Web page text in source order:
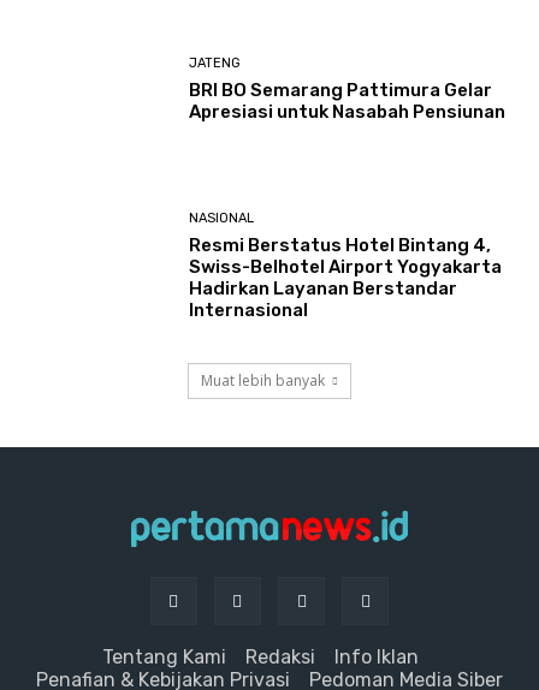
JATENG
BRI BO Semarang Pattimura Gelar
Apresiasi untuk Nasabah Pensiunan
NASIONAL
Resmi Berstatus Hotel Bintang 4,
Swiss-Belhotel Airport Yogyakarta
Hadirkan Layanan Berstandar
Internasional
Muat lebih banyak
Tentang Kami Redaksi
Info Iklan
Penafian & Kebijakan Privasi
Pedoman Media Siber